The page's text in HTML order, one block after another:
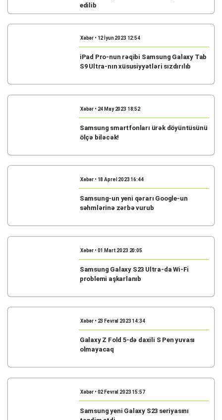
edilib
Xəbər • 12 İyun 2023 12:54
iPad Pro-nun rəqibi Samsung Galaxy Tab
S9 Ultra-nın xüsusiyyətləri sızdırılıb
Xəbər • 24 May 2023 18:52
Samsung smartfonları ürək döyüntüsünü
ölçə biləcək!
Xəbər • 18 Aprel 2023 16:44
Samsung-un yeni qərarı Google-un
səhmlərinə zərbə vurub
Xəbər • 01 Mart 2023 20:05
Samsung Galaxy S23 Ultra-da Wi-Fi
problemi aşkarlanıb
Xəbər • 23 Fevral 2023 14:34
Galaxy Z Fold 5-də daxili S Pen yuvası
olmayacaq
Xəbər • 02 Fevral 2023 15:57
Samsung yeni Galaxy S23 seriyasını